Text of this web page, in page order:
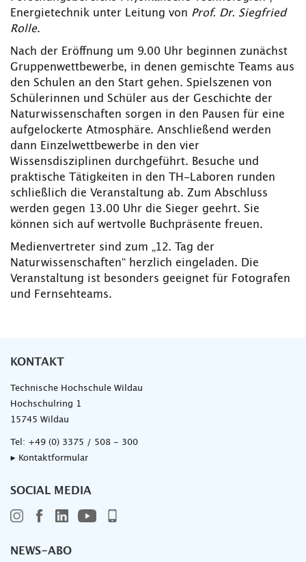
Energietechnik unter Leitung von Prof. Dr. Siegfried
Rolle.
Nach der Eröffnung um 9.00 Uhr beginnen zunächst
Gruppenwettbewerbe, in denen gemischte Teams aus
den Schulen an den Start gehen. Spielszenen von
Schülerinnen und Schüler aus der Geschichte der
Naturwissenschaften sorgen in den Pausen für eine
aufgelockerte Atmosphäre. Anschließend werden
dann Einzelwettbewerbe in den vier
Wissensdisziplinen durchgeführt. Besuche und
praktische Tätigkeiten in den TH-Laboren runden
schließlich die Veranstaltung ab. Zum Abschluss
werden gegen 13.00 Uhr die Sieger geehrt. Sie
können sich auf wertvolle Buchpräsente freuen.
Medienvertreter sind zum „12. Tag der
Naturwissenschaften“ herzlich eingeladen. Die
Veranstaltung ist besonders geeignet für Fotografen
und Fernsehteams.
KONTAKT
Technische Hochschule Wildau
Hochschulring 1
15745 Wildau
Tel: +49 (0) 3375 / 508 - 300
▸ Kontaktformular
SOCIAL MEDIA
NEWS-ABO